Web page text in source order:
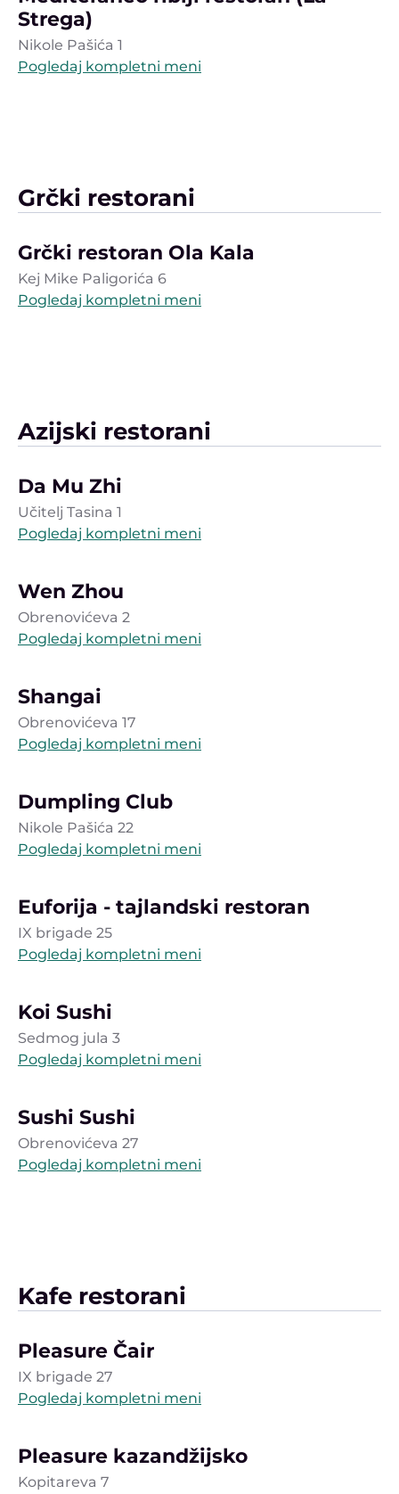
Strega)
Nikole Pašića 1
Pogledaj kompletni meni
Grčki restorani
Grčki restoran Ola Kala
Kej Mike Paligorića 6
Pogledaj kompletni meni
Azijski restorani
Da Mu Zhi
Učitelj Tasina 1
Pogledaj kompletni meni
Wen Zhou
Obrenovićeva 2
Pogledaj kompletni meni
Shangai
Obrenovićeva 17
Pogledaj kompletni meni
Dumpling Club
Nikole Pašića 22
Pogledaj kompletni meni
Euforija - tajlandski restoran
IX brigade 25
Pogledaj kompletni meni
Koi Sushi
Sedmog jula 3
Pogledaj kompletni meni
Sushi Sushi
Obrenovićeva 27
Pogledaj kompletni meni
Kafe restorani
Pleasure Čair
IX brigade 27
Pogledaj kompletni meni
Pleasure kazandžijsko
Kopitareva 7